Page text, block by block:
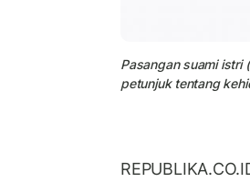
Pasangan suami istri
petunjuk tentang